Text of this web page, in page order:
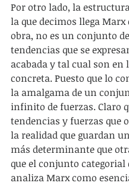
Por otro lado, la
la que decimos llega Marx
obra, no es un conjunto de
tendencias que se
acabada y tal cual son en
concreta. Puesto que lo
la amalgama de un
infinito de fuerzas. Claro
tendencias y fuerzas que
la realidad que guardan
más determinante que
que el conjunto categorial
analiza Marx como